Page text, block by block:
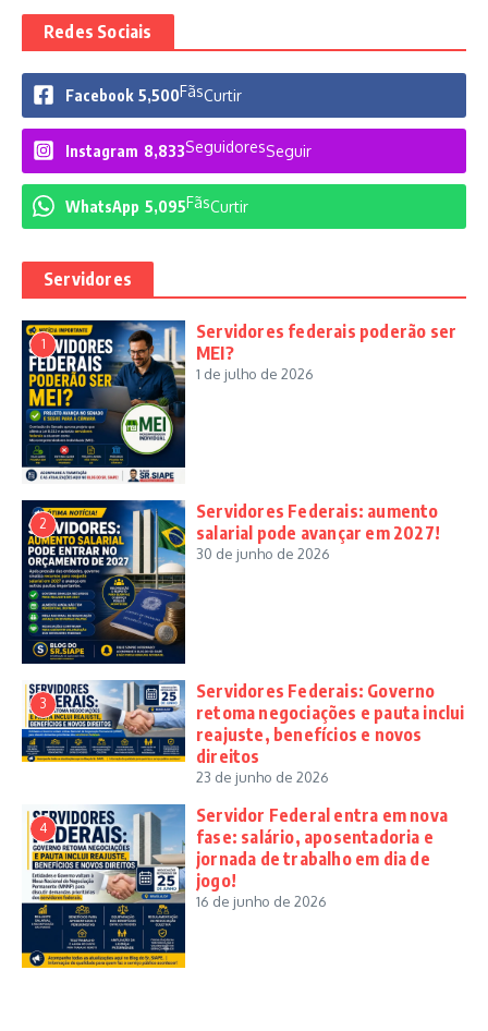
Redes Sociais
Facebook 5,500FãsCurtir
Instagram 8,833SeguidoresSeguir
WhatsApp 5,095FãsCurtir
Servidores
1
Servidores federais poderão ser
MEI?
1 de julho de 2026
2
Servidores Federais: aumento
salarial pode avançar em 2027!
30 de junho de 2026
3
Servidores Federais: Governo
retoma negociações e pauta inclui
reajuste, benefícios e novos
direitos
23 de junho de 2026
4
Servidor Federal entra em nova
fase: salário, aposentadoria e
jornada de trabalho em dia de
jogo!
16 de junho de 2026